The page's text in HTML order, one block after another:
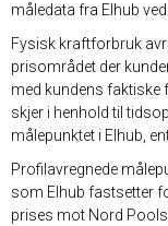
måledata fra Elhub
Fysisk kraftforbruk
prisområdet der
med kundens faktiske
skjer i henhold til
målepunktet i Elhub,
Profilavregnede
som Elhub fastsetter
prises mot Nord